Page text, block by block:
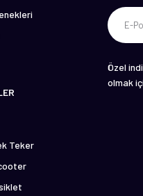
Teker
Özel
olmak